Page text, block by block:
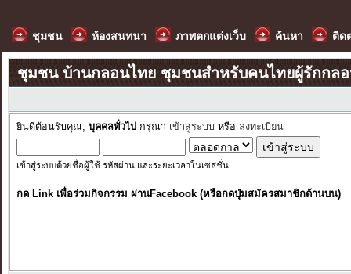
ชุมชน ห้องสนทนา ภาพตกแต่งเว็บ ค้นหา ติด
ชุมชน บ้านกลอนไทย ชุมชนสำหรับคนไทยผู้รักกล
ยินดีต้อนรับคุณ, บุคคลทั่วไป กรุณา เข้าสู่ระบบ หรือ ลงทะเบียน
เข้าสู่ระบบด้วยชื่อผู้ใช้ รหัสผ่าน และระยะเวลาในเซสชั่น
กด Link เพื่อร่วมกิจกรรม ผ่านFacebook (หรือกดปุ่มสมัครสมาชิกด้านบน)